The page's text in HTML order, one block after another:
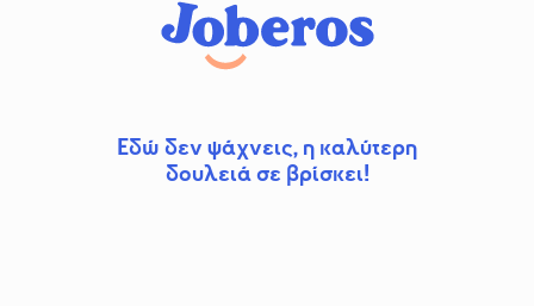
Εδώ δεν ψάχνεις, η καλύτερη
δουλειά σε βρίσκει!